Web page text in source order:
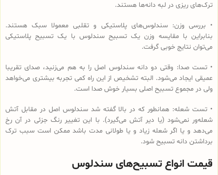
ترک‌های ریزی در لبه دانه‌ها هستند.
• بررسی وزن: سندلوس‌های پلاستیکی و تقلبی معمولا سبک هستند.
بنابراین با مقایسه وزن یک تسبیح سندلوس با یک تسبیح پلاستیکی
می‌توان نتایج خوبی گرفت.
• تست صدا: وقتی دو دانه سندلوس اصل را به هم می‌زنید، صدای تقریبا
عمیقی ایجاد می‌شود. البته تشخیص از این راه کمی تجربه بیشتری می‌خواهد
ولی در مجموع تسبیح اصلی بسیار خوش صدا است.
• تست شعله: همانطور که در بالا گفته شد سندلوس اصل در مقابل آتش
شعله‌ور نمی‌شود (یا دیر آتش می‌گیرد). با این تغییر رنگ جزئی در آن رخ
می‌دهد و یا اگر شعله زیاد و یا طولانی مدت باشد ممکن است سبب ترک
برداشتن دانه تسبیح شود.
قیمت انواع تسبیح‌های سندلوس